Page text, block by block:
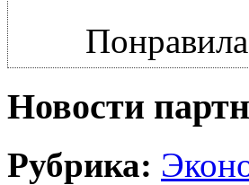
Новости
Рубрика: